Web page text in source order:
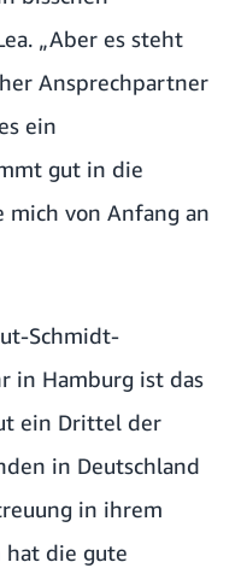
„Aber es steht
Ansprechpartner
ein
gut in die
von Anfang an
Schmidt-
in Hamburg ist das
ein Drittel der
in Deutschland
in ihrem
hat die gute